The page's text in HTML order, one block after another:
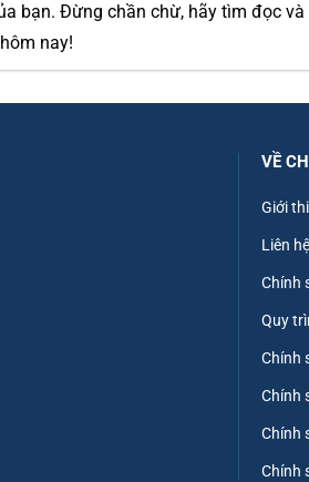
bạn. Đừng chần chừ, hãy tìm đọc
nay!
VỀ
Giới
Liên hệ
Chính
Quy
Chính
Chính
Chính
Chính